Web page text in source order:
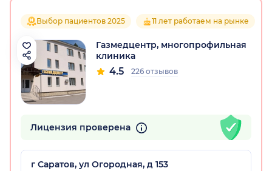
Выбор пациентов 2025 11 лет работаем на рынке
Газмедцентр, многопрофильная
клиника
4.5 226 отзывов
Лицензия проверена
г Саратов, ул Огородная, д 153